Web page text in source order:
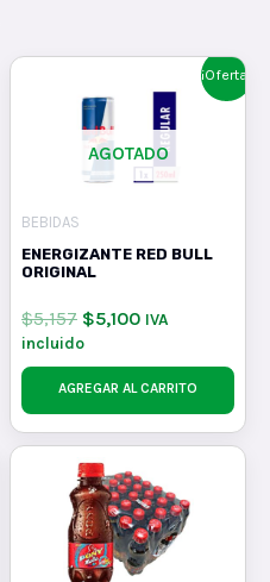
¡Oferta!
AGOTADO
BEBIDAS
ENERGIZANTE RED BULL
ORIGINAL
$5,157 $5,100 IVA
incluido
AGREGAR AL CARRITO